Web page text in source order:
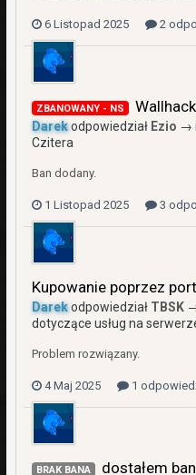
6 Listopad 2025 2
ZBANOWANY - NS Wallhack
Darekodpowiedział Ezio →
Czitera
Ban dodany.
1 Listopad 2025 3
Kupowanie poprzez
Darekodpowiedział TBSK→
dotyczące usług na
Problem rozwiązany.
4 Maj 2025 1
BRAK BANA dostałem